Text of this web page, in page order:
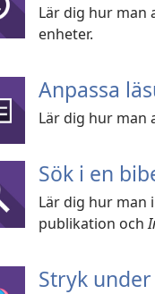
Lär dig hur man
enheter.
Anpassa
Lär dig hur man
Sök i en
Lär dig hur man i
publikation och
Stryk